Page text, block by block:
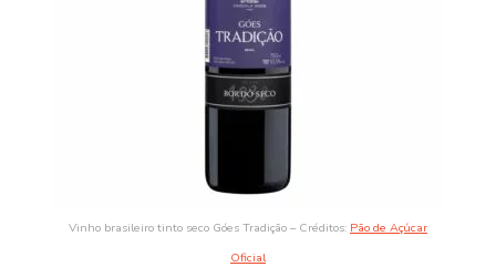
Vinho brasileiro tinto seco Góes Tradição – Créditos: Pão de Açúcar
Oficial